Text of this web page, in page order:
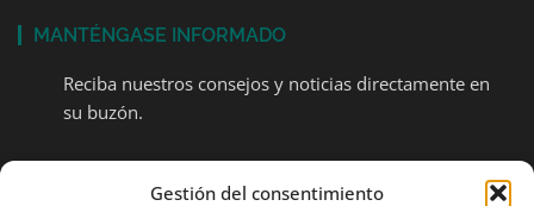
Gestión del consentimiento
MANTÉNGASE INFORMADO
Reciba nuestros consejos y noticias directamente en
su buzón.